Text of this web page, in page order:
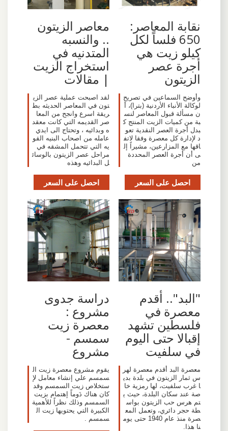
نقابة المعاصر:
650 فلساً لكل
كيلو زيت هي
أجرة عصر
الزيتون
وأوضح السماعين في تصريح
لوكالة الأنباء الأردنية (بترا)، أ
ن مسألة قبول المعاصر لنس
بة من كميات الزيت المنتج ك
بدل أجرة العصر النقدية تعو
د لإدارة كل معصرة وفقا لاتف
اقها مع المزارعين، مشيراً إل
ى أن أجرة العصر المحددة
من
احصل على السعر
معاصر الزيتون
.. والنسبه
المتدنيه في
استخراج الزيت
| مقالات
لقد اصبحت عملية عصر الزي
تون في المعاصر الحديثه بط
ريقة اسرع وانجح من المعا
صر القديمه التي كانت معقد
ه وبدائيه ، وتحتاج الى ايدي
عامله من اصحاب البنيه القو
يه التي تتحمل المشقه في
مراحل عصر الزيتون بالوسائ
ل البدائيه وهذه
احصل على السعر
"البد".. أقدم
معصرة في
فلسطين تشهد
إقبالا حتى اليوم
في سلفيت
معصرة البد أقدم معصرة لهر
س ثمار الزيتون في بلدة بدي
ا غرب سلفيت، لها رمزية خا
صة عند سكان البلدة، حيث ي
تم هرس حب الزيتون بواس
طة حجر دائري، وتعمل المع
صرة منذ عام 1940 حتى يوم
نا هذا.
دراسة جدوى
مشروع :
معصرة زيت
سمسم -
مشروع
يقوم مشروع معصرة زيت ال
سمسم علي إنشاء معامل لإ
ستخلاص زيت السمسم وقد
كان هناك دَوماً إهتمام بزيت
السمسم وذلك نظراً للأهمية
الكبيرة التي يحتويها زيت ال
سمسم .